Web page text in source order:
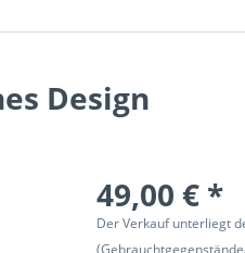
Design
49,00 € *
Der Verkauf unterliegt